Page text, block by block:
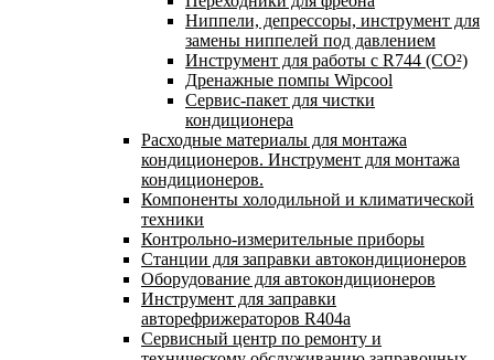
Ниппели, депрессоры, инструмент для
замены ниппелей под давлением
Инструмент для работы с R744 (CO²)
Дренажные помпы Wipcool
Сервис-пакет для чистки
кондиционера
Расходные материалы для монтажа
кондиционеров. Инструмент для монтажа
кондиционеров.
Компоненты холодильной и климатической
техники
Контрольно-измерительные приборы
Станции для заправки автокондиционеров
Оборудование для автокондиционеров
Инструмент для заправки
авторефрижераторов R404a
Сервисный центр по ремонту и